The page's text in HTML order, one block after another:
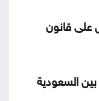
على قانون
بين السعودية